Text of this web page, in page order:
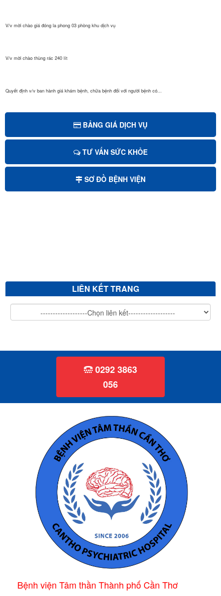
V/v mời chào giá đóng la phong 03 phòng khu dịch vụ
V/v mời chào thùng rác 240 lít
Quyết định v/v ban hành giá khám bệnh, chữa bệnh đối với người bệnh có...
Quyết định Giá dịch vụ khám bệnh, chữa bệnh theo yêu cầu áp dụng tại B...
Mời chào giá sửa chữa, cải tạo và nâng nền sảnh chính bệnh viện...
BẢNG GIÁ DỊCH VỤ
TƯ VẤN SỨC KHỎE
SƠ ĐỒ BỆNH VIỆN
LIÊN KẾT TRANG
0292 3863
056
Bệnh viện Tâm thần Thành phố Cần Thơ